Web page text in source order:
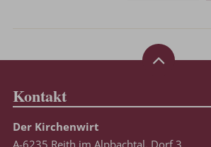
Kontakt
Der Kirchenwirt
A-6235 Reith im Alpbachtal, Dorf 3